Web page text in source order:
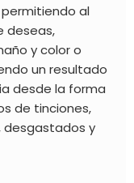
al
deseas,
y color o
un resultado
desde la forma
de tinciones,
desgastados y